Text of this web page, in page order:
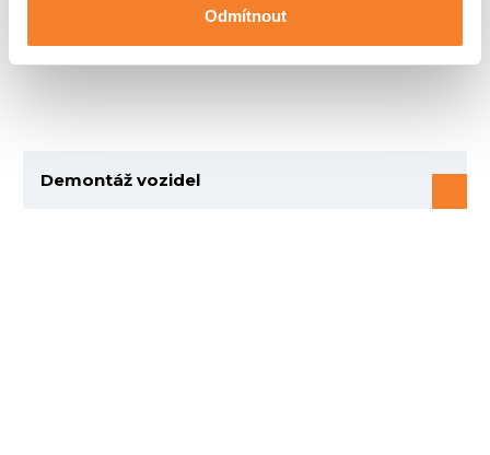
Odmítnout
Demontáž vozidel